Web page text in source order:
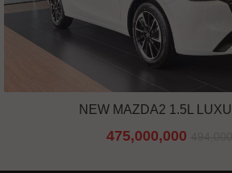
NEW MAZDA2 1.5L
475,000,000